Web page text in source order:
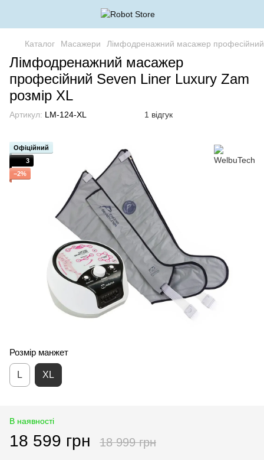
Каталог Масажери Лімфодренажний масажер
Лімфодренажний масажер
професійний Seven Liner Luxury Zam
розмір XL
Артикул: LM-124-XL 1 відгук
Офіційний
3
−2%
Розмір манжет
L XL
В наявності
18 599 грн 18 999 грн